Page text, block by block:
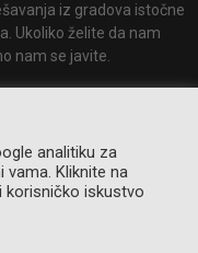
iz gradova istočne
Ukoliko želite da nam
nam se javite.
analitiku za
vama. Kliknite na
korisničko iskustvo